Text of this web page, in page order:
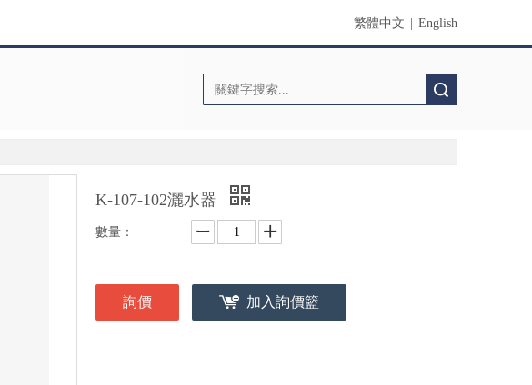
繁體中文 English
K-107-102灑水器
數量：
詢價 加入詢價籃